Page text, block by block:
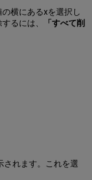
横にあるxを選択し
るには、
「すべて削
されます。これを選